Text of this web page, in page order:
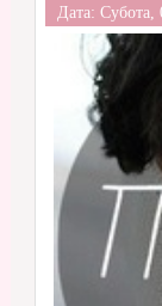
Дата: Субота,